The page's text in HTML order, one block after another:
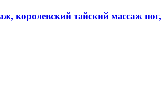
королевский тайский массаж